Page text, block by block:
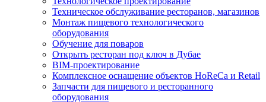
Техническое обслуживание ресторанов, магазинов
Монтаж пищевого технологического
оборудования
Обучение для поваров
Открыть ресторан под ключ в Дубае
BIM-проектирование
Комплексное оснащение объектов HoReCa и Retail
Запчасти для пищевого и ресторанного
оборудования